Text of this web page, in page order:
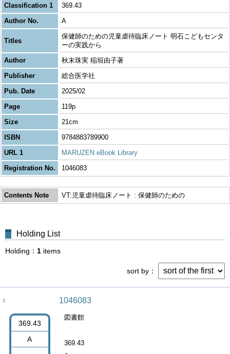
Classification 1
369.43
Author No.
A
Titles
保健師のための児童虐待臨床ノート 明石こどもセンタ
ーの実践から
Author
秋末珠実 稲垣由子著
Publisher
総合医学社
Pub. Date
2025/02
Page
119p
Size
21cm
ISBN
9784883789900
URL 1
MARUZEN eBook Library
Registration No.
1046083
Contents Note VT:児童虐待臨床ノート : 保健師のための
Holding List
Holding 1 items
sort by
1
369.43
A
1046083
図書館
369.43